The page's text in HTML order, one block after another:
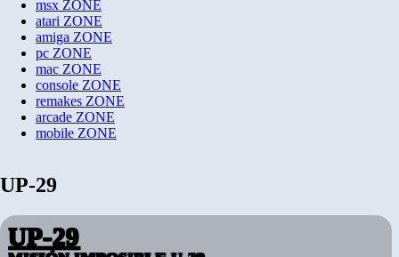
msx ZONE
atari ZONE
amiga ZONE
pc ZONE
mac ZONE
console ZONE
remakes ZONE
arcade ZONE
mobile ZONE
UP-29
UP-29